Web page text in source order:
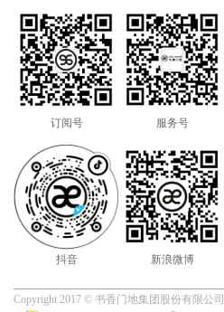
订阅号 服务号
抖音 新浪微博
Copyright 2017 © 书香门地集团股份有限公司